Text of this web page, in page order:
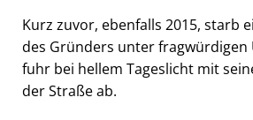
Kurz zuvor, ebenfalls 2015, starb
des Gründers unter fragwürdigen
fuhr bei hellem Tageslicht mit
der Straße ab.